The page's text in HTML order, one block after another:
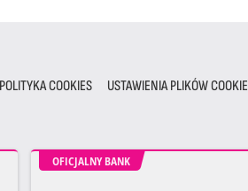
COOKIES USTAWIENIA PLIKÓW COOKIE
OFICJALNY BANK